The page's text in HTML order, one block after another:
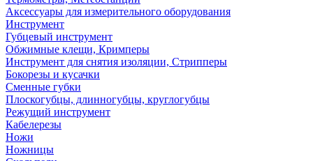
Аксессуары для измерительного оборудования
Инструмент
Губцевый инструмент
Обжимные клещи, Кримперы
Инструмент для снятия изоляции, Стрипперы
Бокорезы и кусачки
Сменные губки
Плоскогубцы, длинногубцы, круглогубцы
Режущий инструмент
Кабелерезы
Ножи
Ножницы